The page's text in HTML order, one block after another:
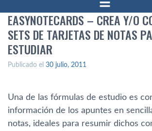
EASYNOTECARDS – CREA Y/O
SETS DE TARJETAS DE NOTAS
ESTUDIAR
Publicado el 30 julio, 2011
Una de las fórmulas de estudio es
información de los apuntes en
notas, ideales para resumir dichos